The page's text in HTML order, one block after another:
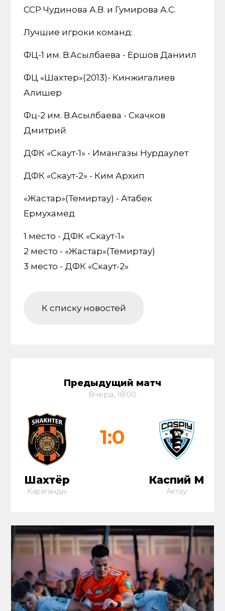
ССР Чудинова А.В. и Гумирова А.С.
Лучшие игроки команд:
ФЦ-1 им. В.Асылбаева - Ершов Даниил
ФЦ «Шахтер»(2013)- Кинжигалиев
Алишер
Фц-2 им. В.Асылбаева - Скачков
Дмитрий
ДФК «Скаут-1» - Имангазы Нурдаулет
ДФК «Скаут-2» - Ким Архип
«Жастар»(Темиртау) - Атабек
Ермухамед
1 место - ДФК «Скаут-1»
2 место - «Жастар»(Темиртау)
3 место - ДФК «Скаут-2»
К списку новостей
Предыдущий матч
Вчера, 18:00
Шахтёр
Караганды
1:0
Каспий М
Актау